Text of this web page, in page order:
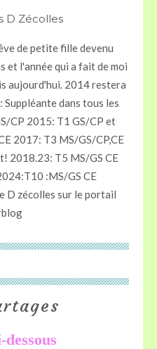
de petite fille devenu
et l'année qui a fait de moi
aujourd'hui. 2014 restera
dans tous les
CP 2015: T1 GS/CP et
2017: T3 MS/GS/CP,CE
2018.23: T5 MS/GS CE
:MS/GS CE
D zécolles sur le portail